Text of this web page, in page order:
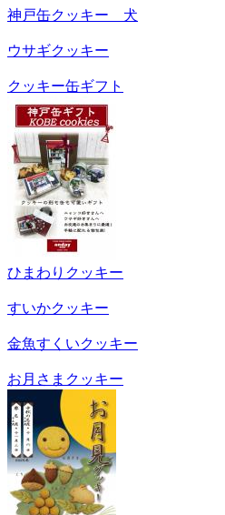
神戸缶クッキー 犬
ウサギクッキー
クッキー缶ギフト
ひまわりクッキー
すいかクッキー
金魚すくいクッキー
お月さまクッキー